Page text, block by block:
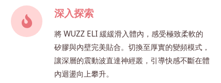
深入探索
將 WUZZ ELI 緩緩滑入體內，感受極致柔軟的
矽膠與內壁完美貼合。切換至厚實的變頻模式，
讓深層的震動波直達神經叢，引導快感不斷在體
內迴盪向上攀升。